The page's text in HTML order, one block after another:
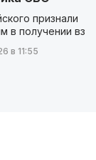
признали
в получении
в 11:55